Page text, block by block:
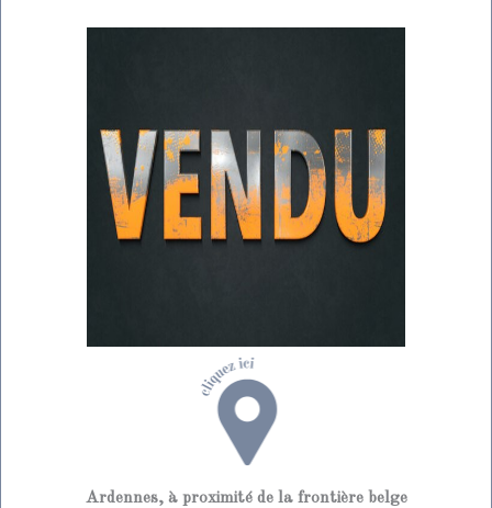
Ardennes, à proximité de la frontière belge